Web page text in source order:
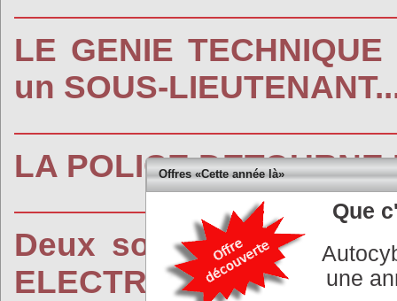
LE GENIE
un SOUS-
LA POLICE
Deux sociétés
ELECTRIQUE avec
Offres «Cette année là»
Que
une